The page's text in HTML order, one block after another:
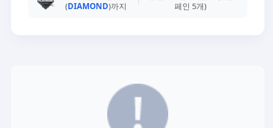
(DIAMOND)까지
페인 5개)